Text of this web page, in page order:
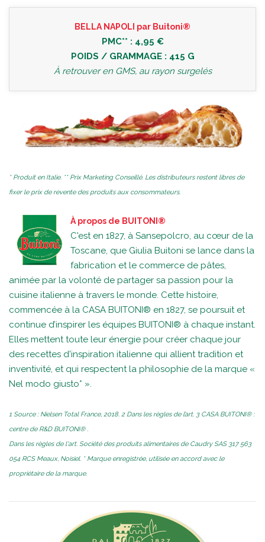
BELLA NAPOLI par Buitoni®
PMC** : 4,95 €
POIDS / GRAMMAGE : 415 G
À retrouver en GMS, au rayon surgelés
* Produit en Italie. ** Prix Marketing Conseillé. Les distributeurs restent libres de
fixer le prix de revente des produits aux consommateurs.
À propos de BUITONI®
C'est en 1827, à Sansepolcro, au cœur de la
Toscane, que Giulia Buitoni se lance dans la
fabrication et le commerce de pâtes,
animée par la volonté de partager sa passion pour la
cuisine italienne à travers le monde. Cette histoire,
commencée à la CASA BUITONI® en 1827, se poursuit et
continue d’inspirer les équipes BUITONI® à chaque instant.
Elles mettent toute leur énergie pour créer chaque jour
des recettes d'inspiration italienne qui allient tradition et
inventivité, et qui respectent la philosophie de la marque «
Nel modo giusto* ».
1 Source : Nielsen Total France, 2018. 2 Dans les règles de l’art. 3 CASA BUITONI® :
centre de R&D BUITONI® .
Dans les règles de l'art. Société des produits alimentaires de Caudry SAS 317 563
054 RCS Meaux, Noisiel. * Marque enregistrée, utilisée en accord avec le
propriétaire de la marque.